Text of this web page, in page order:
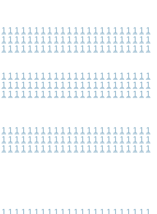
1 1 1 1 1 1 1 1 1 1 1 1 1 1 1 1 1 1 1 1 1 1 1
1 1 1 1 1 1 1 1 1 1 1 1 1 1 1 1 1 1 1 1 1 1 1
1 1 1 1 1 1 1 1 1 1 1 1 1 1 1 1 1 1 1 1 1 1 1
1 1 1 1 1 1 1 1 1 1 1 1 1 1 1 1 1 1 1 1 1 1 1
1 1 1 1 1 1 1 1 1 1 1 1 1 1 1 1 1 1 1 1 1 1 1
1 1 1 1 1 1 1 1 1 1 1 1 1 1 1 1 1 1 1 1 1 1 1
1 1 1 1 1 1 1 1 1 1 1 1 1 1 1 1 1 1 1 1 1 1 1
1 1 1 1 1 1 1 1 1 1 1 1 1 1 1 1 1 1 1 1 1 1 1
1 1 1 1 1 1 1 1 1 1 1 1 1 1 1 1 1 1 1 1 1 1 1
1 1 1 1 1 1 1 1 1 1 1 1 1 1 1 1 1 1 1 1 1 1 1